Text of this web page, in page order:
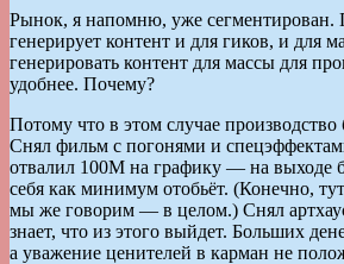
Рынок, я напомню, уже сегментирован.
генерирует контент и для гиков, и для
генерировать контент для массы для
удобнее. Почему?
Потому что в этом случае производство
Снял фильм с погонями и
отвалил 100М на графику — на выходе
себя как минимум отобьёт. (Конечно,
мы же говорим — в целом.) Снял
знает, что из этого выйдет. Больших
а уважение ценителей в карман не